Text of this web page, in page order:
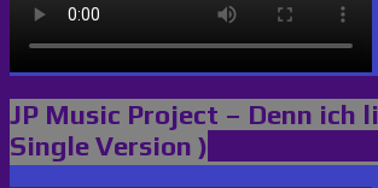
JP Music Project – Denn ich
Single Version )